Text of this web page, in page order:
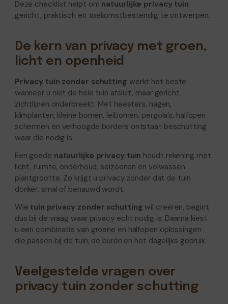
Deze checklist helpt om natuurlijke privacy tuin
gericht, praktisch en toekomstbestendig te ontwerpen.
De kern van privacy met groen,
licht en openheid
Privacy tuin zonder schutting werkt het beste
wanneer u niet de hele tuin afsluit, maar gericht
zichtlijnen onderbreekt. Met heesters, hagen,
klimplanten, kleine bomen, leibomen, pergola’s, halfopen
schermen en verhoogde borders ontstaat beschutting
waar die nodig is.
Een goede natuurlijke privacy tuin houdt rekening met
licht, ruimte, onderhoud, seizoenen en volwassen
plantgrootte. Zo krijgt u privacy zonder dat de tuin
donker, smal of benauwd wordt.
Wie tuin privacy zonder schutting wil creëren, begint
dus bij de vraag waar privacy echt nodig is. Daarna kiest
u een combinatie van groene en halfopen oplossingen
die passen bij de tuin, de buren en het dagelijks gebruik.
Veelgestelde vragen over
privacy tuin zonder schutting